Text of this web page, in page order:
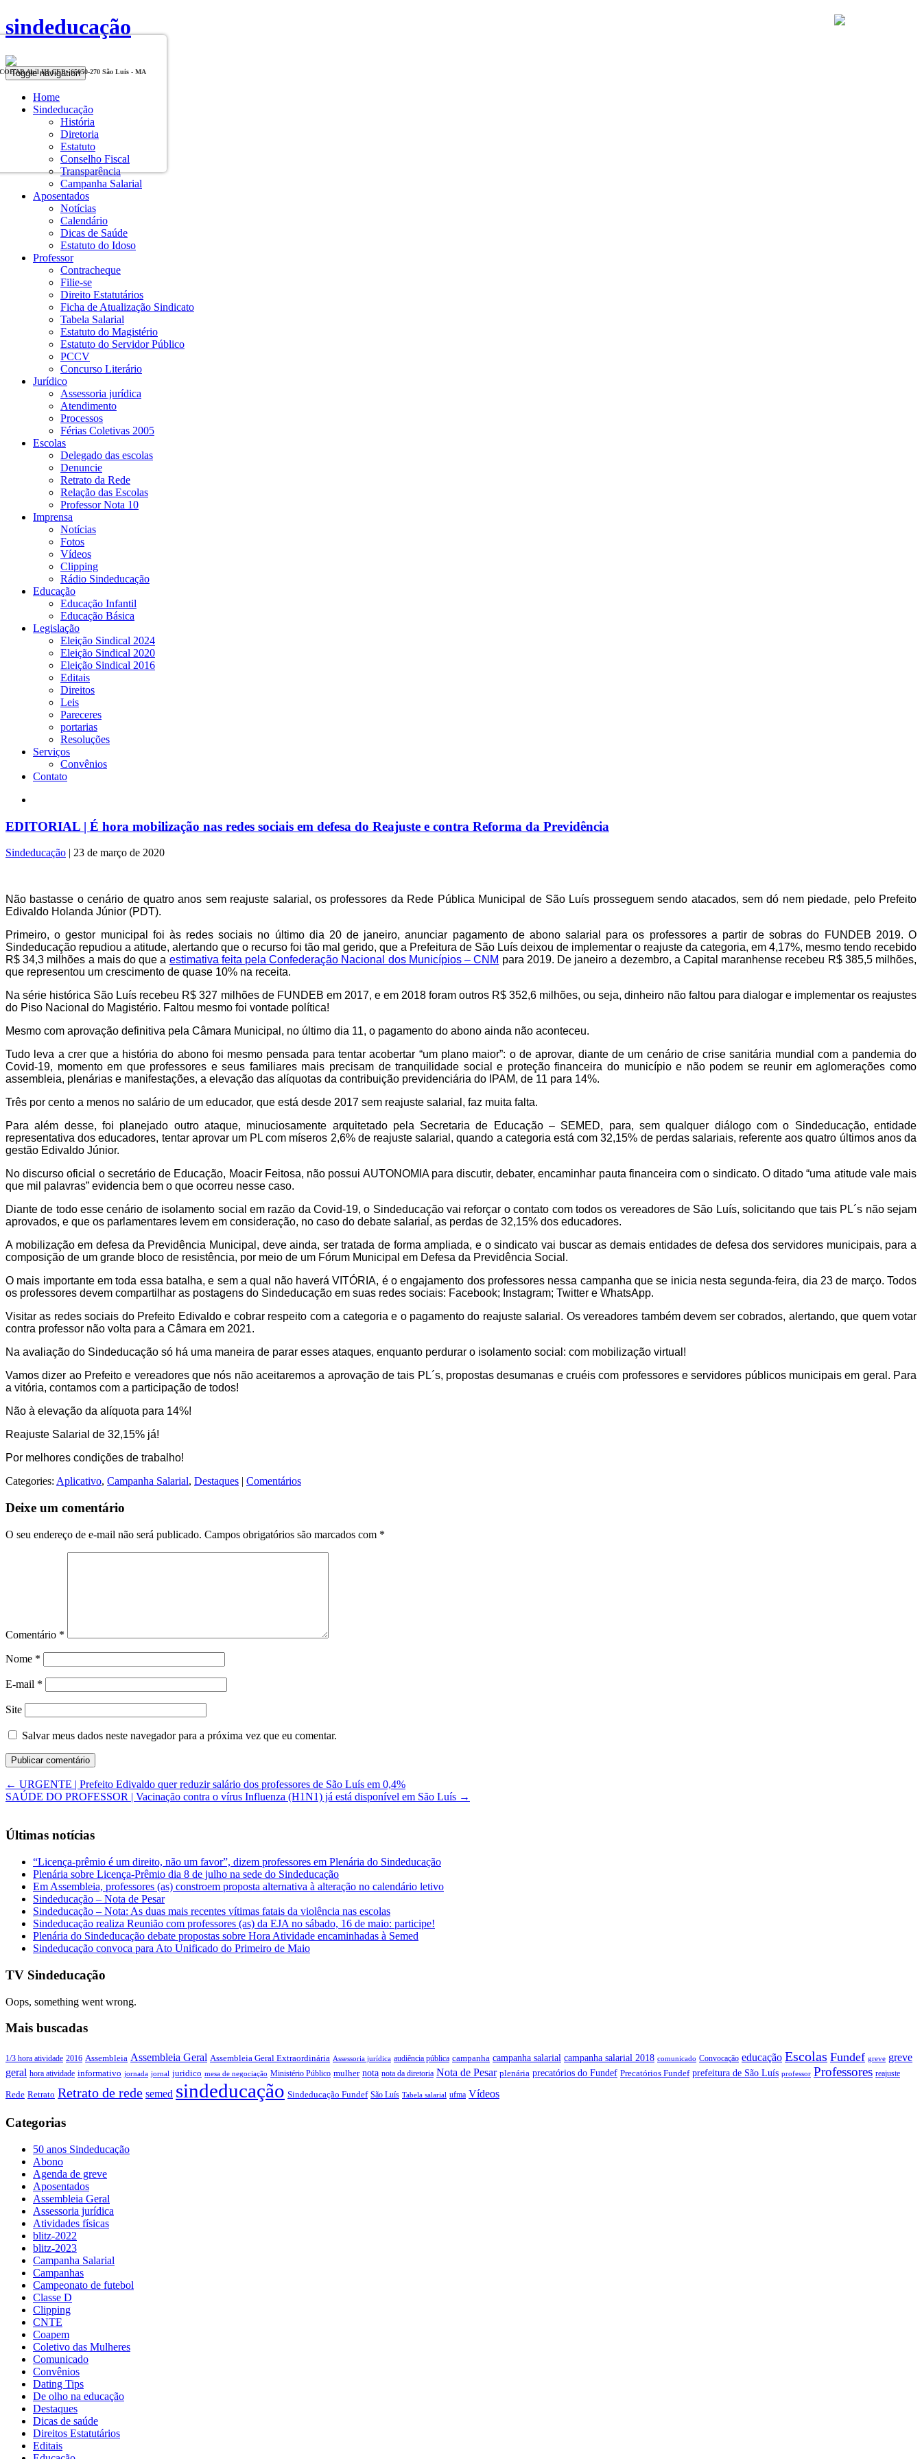
sindeducação
Toggle navigation
Home
Sindeducação
História
Diretoria
Estatuto
Conselho Fiscal
Transparência
Campanha Salarial
Aposentados
Notícias
Calendário
Dicas de Saúde
Estatuto do Idoso
Professor
Contracheque
Filie-se
Direito Estatutários
Ficha de Atualização Sindicato
Tabela Salarial
Estatuto do Magistério
Estatuto do Servidor Público
PCCV
Concurso Literário
Jurídico
Assessoria jurídica
Atendimento
Processos
Férias Coletivas 2005
Escolas
Delegado das escolas
Denuncie
Retrato da Rede
Relação das Escolas
Professor Nota 10
Imprensa
Notícias
Fotos
Vídeos
Clipping
Rádio Sindeducação
Educação
Educação Infantil
Educação Básica
Legislação
Eleição Sindical 2024
Eleição Sindical 2020
Eleição Sindical 2016
Editais
Direitos
Leis
Pareceres
portarias
Resoluções
Serviços
Convênios
Contato
EDITORIAL | É hora mobilização nas redes sociais em defesa do Reajuste e contra Reforma da Previdência
Sindeducação | 23 de março de 2020
Não bastasse o cenário de quatro anos sem reajuste salarial, os professores da Rede Pública Municipal de São Luís prosseguem sendo atacados, sem dó nem piedade, pelo Prefeito
Edivaldo Holanda Júnior (PDT).
Primeiro, o gestor municipal foi às redes sociais no último dia 20 de janeiro, anunciar pagamento de abono salarial para os professores a partir de sobras do FUNDEB 2019. O
Sindeducação repudiou a atitude, alertando que o recurso foi tão mal gerido, que a Prefeitura de São Luís deixou de implementar o reajuste da categoria, em 4,17%, mesmo tendo recebido
R$ 34,3 milhões a mais do que a estimativa feita pela Confederação Nacional dos Municípios – CNM para 2019. De janeiro a dezembro, a Capital maranhense recebeu R$ 385,5 milhões,
que representou um crescimento de quase 10% na receita.
Na série histórica São Luís recebeu R$ 327 milhões de FUNDEB em 2017, e em 2018 foram outros R$ 352,6 milhões, ou seja, dinheiro não faltou para dialogar e implementar os reajustes
do Piso Nacional do Magistério. Faltou mesmo foi vontade política!
Mesmo com aprovação definitiva pela Câmara Municipal, no último dia 11, o pagamento do abono ainda não aconteceu.
Tudo leva a crer que a história do abono foi mesmo pensada para tentar acobertar “um plano maior”: o de aprovar, diante de um cenário de crise sanitária mundial com a pandemia do
Covid-19, momento em que professores e seus familiares mais precisam de tranquilidade social e proteção financeira do município e não podem se reunir em aglomerações como
assembleia, plenárias e manifestações, a elevação das alíquotas da contribuição previdenciária do IPAM, de 11 para 14%.
Três por cento a menos no salário de um educador, que está desde 2017 sem reajuste salarial, faz muita falta.
Para além desse, foi planejado outro ataque, minuciosamente arquitetado pela Secretaria de Educação – SEMED, para, sem qualquer diálogo com o Sindeducação, entidade
representativa dos educadores, tentar aprovar um PL com míseros 2,6% de reajuste salarial, quando a categoria está com 32,15% de perdas salariais, referente aos quatro últimos anos da
gestão Edivaldo Júnior.
No discurso oficial o secretário de Educação, Moacir Feitosa, não possui AUTONOMIA para discutir, debater, encaminhar pauta financeira com o sindicato. O ditado “uma atitude vale mais
que mil palavras” evidencia bem o que ocorreu nesse caso.
Diante de todo esse cenário de isolamento social em razão da Covid-19, o Sindeducação vai reforçar o contato com todos os vereadores de São Luís, solicitando que tais PL´s não sejam
aprovados, e que os parlamentares levem em consideração, no caso do debate salarial, as perdas de 32,15% dos educadores.
A mobilização em defesa da Previdência Municipal, deve ainda, ser tratada de forma ampliada, e o sindicato vai buscar as demais entidades de defesa dos servidores municipais, para a
composição de um grande bloco de resistência, por meio de um Fórum Municipal em Defesa da Previdência Social.
O mais importante em toda essa batalha, e sem a qual não haverá VITÓRIA, é o engajamento dos professores nessa campanha que se inicia nesta segunda-feira, dia 23 de março. Todos
os professores devem compartilhar as postagens do Sindeducação em suas redes sociais: Facebook; Instagram; Twitter e WhatsApp.
Visitar as redes sociais do Prefeito Edivaldo e cobrar respeito com a categoria e o pagamento do reajuste salarial. Os vereadores também devem ser cobrados, alertando, que quem votar
contra professor não volta para a Câmara em 2021.
Na avaliação do Sindeducação só há uma maneira de parar esses ataques, enquanto perdurar o isolamento social: com mobilização virtual!
Vamos dizer ao Prefeito e vereadores que nós não aceitaremos a aprovação de tais PL´s, propostas desumanas e cruéis com professores e servidores públicos municipais em geral. Para
a vitória, contamos com a participação de todos!
Não à elevação da alíquota para 14%!
Reajuste Salarial de 32,15% já!
Por melhores condições de trabalho!
Categories: Aplicativo, Campanha Salarial, Destaques | Comentários
Deixe um comentário
O seu endereço de e-mail não será publicado. Campos obrigatórios são marcados com *
Comentário *
Nome *
E-mail *
Site
Salvar meus dados neste navegador para a próxima vez que eu comentar.
← URGENTE | Prefeito Edivaldo quer reduzir salário dos professores de São Luís em 0,4%
SAÚDE DO PROFESSOR | Vacinação contra o vírus Influenza (H1N1) já está disponível em São Luís →
Últimas notícias
“Licença-prêmio é um direito, não um favor”, dizem professores em Plenária do Sindeducação
Plenária sobre Licença-Prêmio dia 8 de julho na sede do Sindeducação
Em Assembleia, professores (as) constroem proposta alternativa à alteração no calendário letivo
Sindeducação – Nota de Pesar
Sindeducação – Nota: As duas mais recentes vítimas fatais da violência nas escolas
Sindeducação realiza Reunião com professores (as) da EJA no sábado, 16 de maio: participe!
Plenária do Sindeducação debate propostas sobre Hora Atividade encaminhadas à Semed
Sindeducação convoca para Ato Unificado do Primeiro de Maio
TV Sindeducação
Oops, something went wrong.
Mais buscadas
1/3 hora atividade 2016 Assembleia Assembleia Geral Assembleia Geral Extraordinária Assessoria jurídica audiência pública campanha campanha salarial campanha salarial 2018 comunicado Convocação educação Escolas Fundef greve greve
geral hora atividade informativo jornada jornal juridico mesa de negociação Ministério Público mulher nota nota da diretoria Nota de Pesar plenária precatórios do Fundef Precatórios Fundef prefeitura de São Luís professor Professores reajuste
Rede Retrato Retrato de rede semed sindeducação Sindeducação Fundef São Luís Tabela salarial ufma Vídeos
Categorias
50 anos Sindeducação
Abono
Agenda de greve
Aposentados
Assembleia Geral
Assessoria jurídica
Atividades físicas
blitz-2022
blitz-2023
Campanha Salarial
Campanhas
Campeonato de futebol
Classe D
Clipping
CNTE
Coapem
Coletivo das Mulheres
Comunicado
Convênios
Dating Tips
De olho na educação
Destaques
Dicas de saúde
Direitos Estatutários
Editais
COHAB Anil III CEP - 65050-270 São Luis - MA